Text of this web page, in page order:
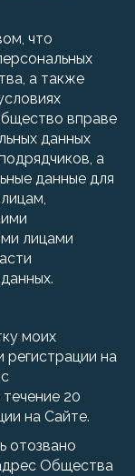
что
а также
вправе
данных
а
данные для
лицами
моих
регистрации на
20
на Сайте.
отозвано
Общества